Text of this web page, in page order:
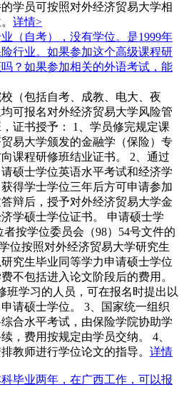
学员可按照对外经济贸易大学相
详情>
（自考），没有学位。是1999年
行业。如果参加这个高级课程研
？如果参加相关的外语考试，能
（包括自考、成教、电大、夜
可报名对外经济贸易大学风险管
证书授予： 1、学员修完规定课
易大学颁发的金融学（保险）专
课程研修班结业证书。 2、通过
硕士学位英语水平考试和经济学
得学士学位三年后方可申请参加
辩后，授予对外经济贸易大学金
学硕士学位证书。 申请硕士学
按学位委员会（98）54号文件的
位按照对外经济贸易大学研究生
究生毕业同等学力申请硕士学位
不包括进入论文阶段后的费用。
班学习的人员，可在报名时提出以
请硕士学位。 3、国家统一组织
合水平考试，由保险学院协助学
，费用按规定由学员交纳。 4、
教师进行学位论文的指导。 详情
毕业两年，在广西工作，可以报